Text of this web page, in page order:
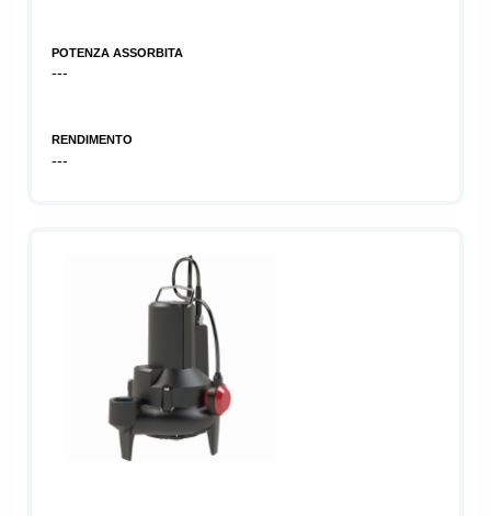
POTENZA ASSORBITA
---
RENDIMENTO
---